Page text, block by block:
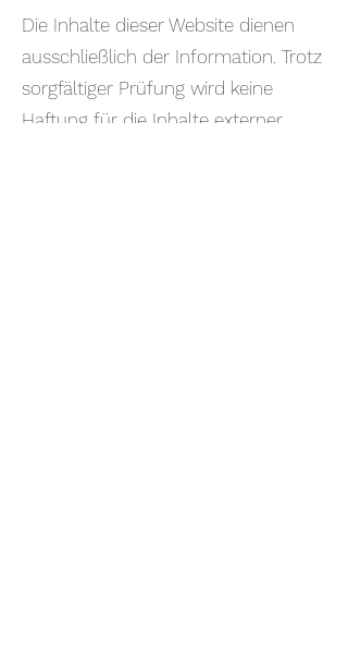
Die Inhalte dieser Website dienen
ausschließlich der Information. Trotz
sorgfältiger Prüfung wird keine
Haftung für die Inhalte externer